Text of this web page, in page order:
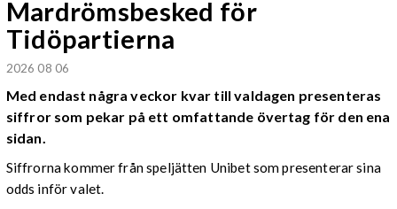
Mardrömsbesked för
Tidöpartierna
2026 08 06
Med endast några veckor kvar till valdagen presenteras
siffror som pekar på ett omfattande övertag för den ena
sidan.
Siffrorna kommer från speljätten Unibet som presenterar sina
odds inför valet.